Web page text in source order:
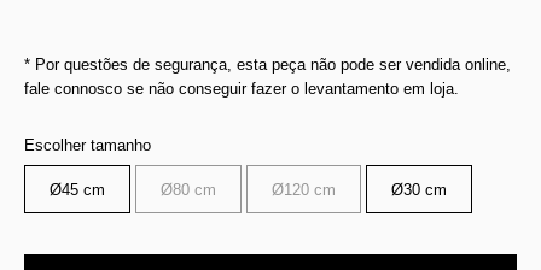
* Por questões de segurança, esta peça não pode ser vendida online,
fale connosco se não conseguir fazer o levantamento em loja.
Escolher tamanho
Ø45 cm Ø80 cm Ø120 cm Ø30 cm